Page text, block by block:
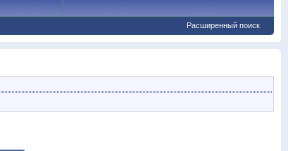
Расширенный поиск